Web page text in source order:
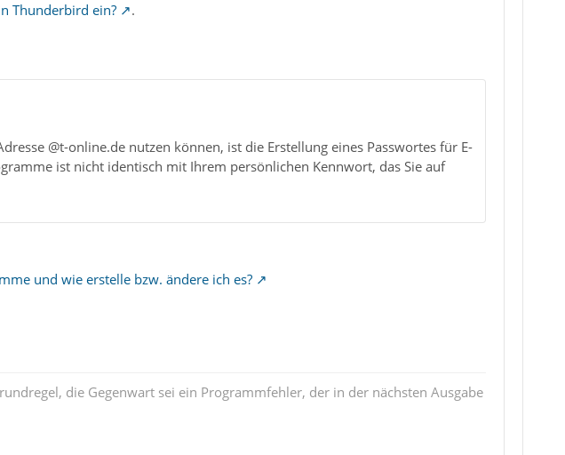
Thunderbird ein?
.
@t-online.de nutzen können, ist die Erstellung eines Passwortes für E-
ist nicht identisch mit Ihrem persönlichen Kennwort, das Sie auf
und wie erstelle bzw. ändere ich es?
die Gegenwart sei ein Programmfehler, der in der nächsten Ausgabe